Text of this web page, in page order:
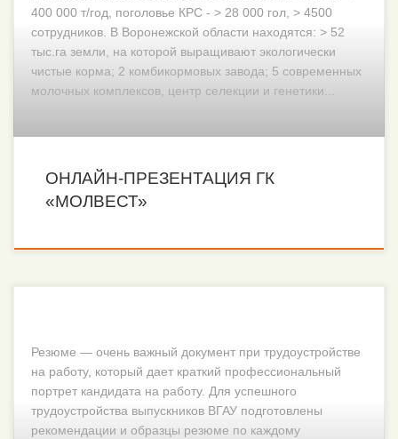
400 000 т/год, поголовье КРС - > 28 000 гол, > 4500
сотрудников. В Воронежской области находятся: > 52
тыс.га земли, на которой выращивают экологически
чистые корма; 2 комбикормовых завода; 5 современных
молочных комплексов, центр селекции и генетики...
ОНЛАЙН-ПРЕЗЕНТАЦИЯ ГК
«МОЛВЕСТ»
Резюме — очень важный документ при трудоустройстве
на работу, который дает краткий профессиональный
портрет кандидата на работу. Для успешного
трудоустройства выпускников ВГАУ подготовлены
рекомендации и образцы резюме по каждому